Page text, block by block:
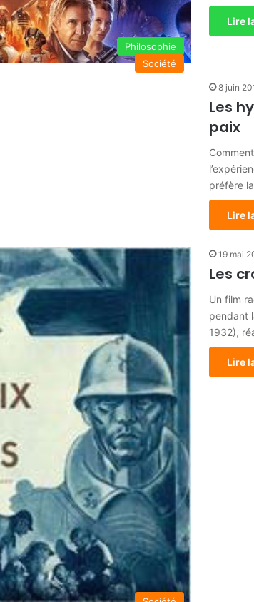
Philosophie
Lire
Société
8 juin
Les
paix
préfère
Lire
19 mai
Les
Un film
pendant
1932),
Lire